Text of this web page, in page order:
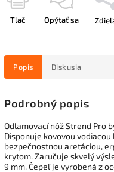
Tlač Opýtať sa
Popis Diskusia
Podrobný popis
Odlamovací nôž Strend Pro
Disponuje kovovou
bezpečnostnou aretáciou,
krytom. Zaručuje skvelý
9 mm. Čepeľ je vyrobená z